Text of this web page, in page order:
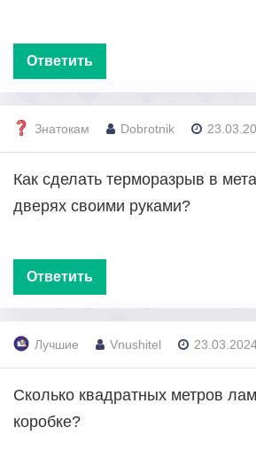
Ответить
Знатокам Dobrotnik
Как сделать терморазрыв в
дверях своими руками?
Ответить
Лучшие Vnushitel
Сколько квадратных метров
коробке?